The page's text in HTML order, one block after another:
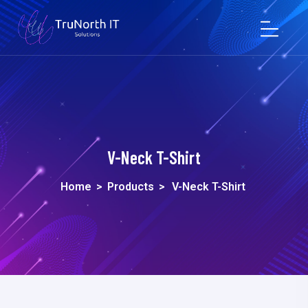
V-Neck T-Shirt
Home > Products > V-Neck T-Shirt